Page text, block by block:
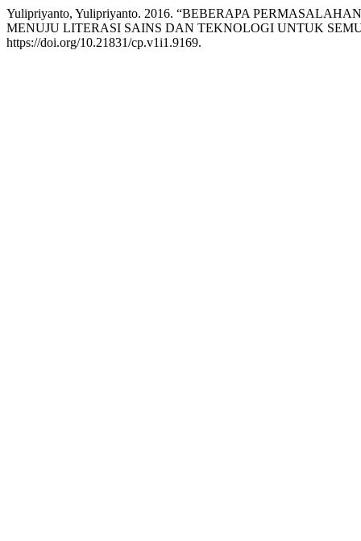
Yulipriyanto, Yulipriyanto. 2016. “BEBERAPA
MENUJU LITERASI SAINS DAN TEKNOLOGI UNTUK
https://doi.org/10.21831/cp.v1i1.9169.